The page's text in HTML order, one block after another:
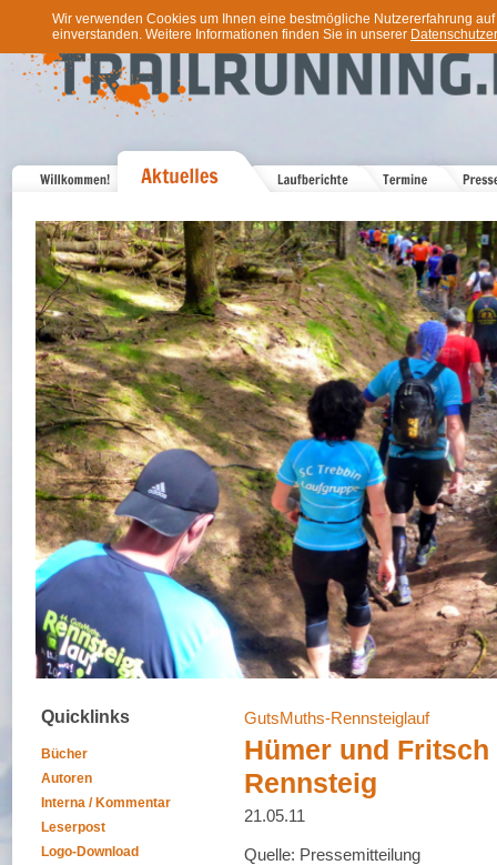
Wir verwenden Cookies um Ihnen eine bestmögliche Nutzererfahrung
einverstanden. Weitere Informationen finden Sie in unserer
Quicklinks
Bücher
Autoren
Interna / Kommentar
Leserpost
Logo-Download
GutsMuths-Rennsteiglauf
Hümer und
Rennsteig
21.05.11
Quelle: Pressemitteilung